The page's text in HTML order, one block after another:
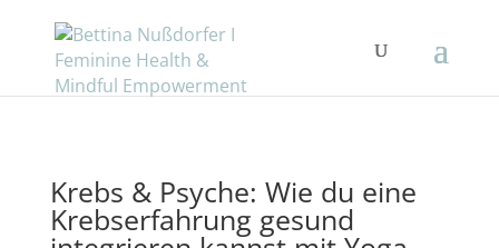
Krebs & Psyche: Wie du eine
Krebserfahrung gesund